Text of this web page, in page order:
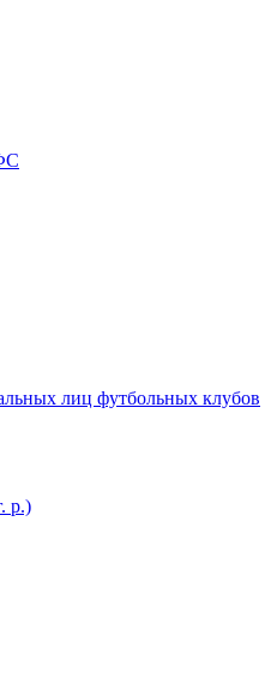
лиц футбольных клубов
р.)